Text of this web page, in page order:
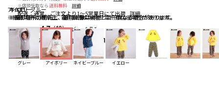
アイボリー
※撮影場所の関係上、着用画像は実物と若干異なる場合があります。
ネイビーブルー
※撮影場所の関係上、着用画像は実物と若干異なる場合があります。
イエロー
※撮影場所の関係上、着用画像は実物と若干異なる場合があります。
グレー アイボリー ネイビーブルー イエロー
※店頭受取なら 送料無料 詳細
配送 ：通常、ご注文より1～5営業日にて出荷 詳細
4.7（10）レビューを見る
お気に入りアイテム登録者数 641